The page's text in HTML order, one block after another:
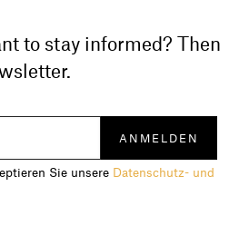
to stay informed? Then
Sie unsere Datenschutz- und